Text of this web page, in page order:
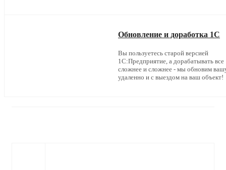
Обновление и доработка 1С
Вы пользуетесь старой версией
1С:Предприятие, а дорабатывать все
сложнее и сложнее - мы обновим
удаленно и с выездом на ваш объект!